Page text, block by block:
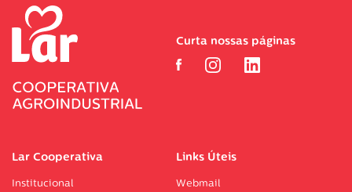
Lar Cooperativa
Institucional
Links Úteis
Webmail
Curta nossas páginas